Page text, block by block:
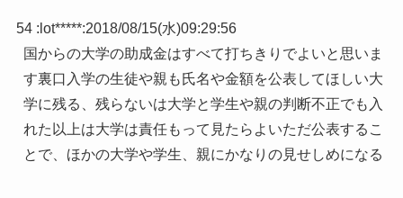
54 : lot*****:2018/08/15(水)09:29:56
国からの大学の助成金はすべて打ちきりでよいと思いま
す裏口入学の生徒や親も氏名や金額を公表してほしい大
学に残る、残らないは大学と学生や親の判断不正でも入
れた以上は大学は責任もって見たらよいただ公表するこ
とで、ほかの大学や学生、親にかなりの見せしめになる